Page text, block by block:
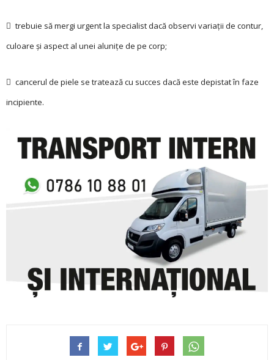
 trebuie să mergi urgent la specialist dacă observi variații de contur,
culoare și aspect al unei alunițe de pe corp;
 cancerul de piele se tratează cu succes dacă este depistat în faze
incipiente.